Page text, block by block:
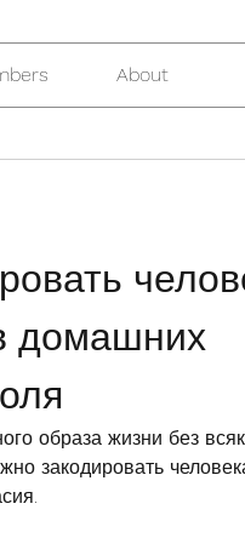
About
домашних
образа жизни без
закодировать